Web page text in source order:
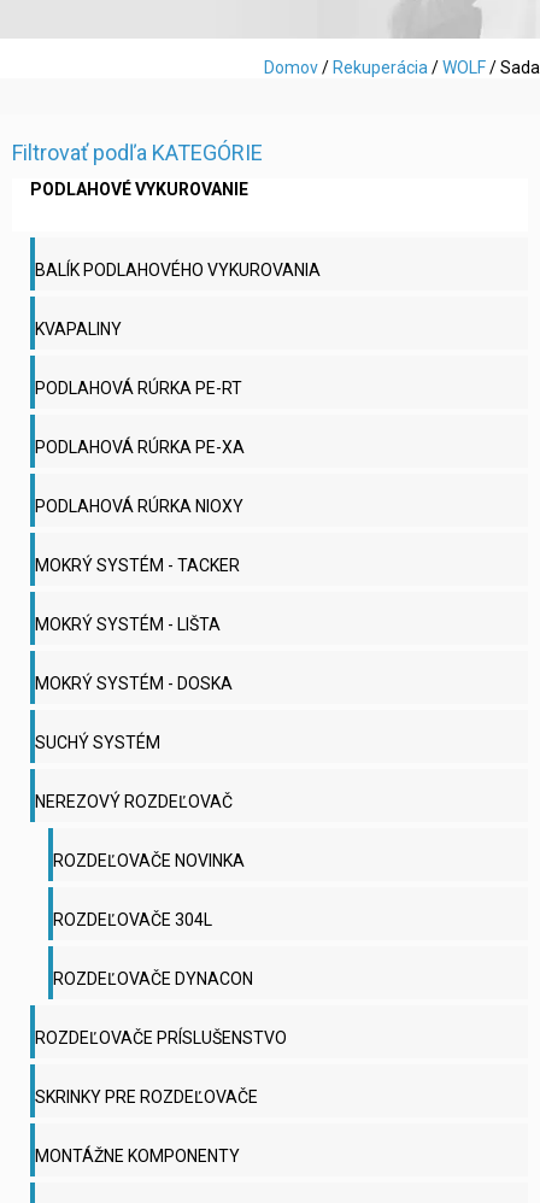
Domov/ Rekuperácia /WOLF/ Sada
Filtrovať podľa KATEGÓRIE
PODLAHOVÉ VYKUROVANIE
BALÍK PODLAHOVÉHO VYKUROVANIA
KVAPALINY
PODLAHOVÁ RÚRKA PE-RT
PODLAHOVÁ RÚRKA PE-XA
PODLAHOVÁ RÚRKA NIOXY
MOKRÝ SYSTÉM - TACKER
MOKRÝ SYSTÉM - LIŠTA
MOKRÝ SYSTÉM - DOSKA
SUCHÝ SYSTÉM
NEREZOVÝ ROZDEĽOVAČ
ROZDEĽOVAČE NOVINKA
ROZDEĽOVAČE 304L
ROZDEĽOVAČE DYNACON
ROZDEĽOVAČE PRÍSLUŠENSTVO
SKRINKY PRE ROZDEĽOVAČE
MONTÁŽNE KOMPONENTY